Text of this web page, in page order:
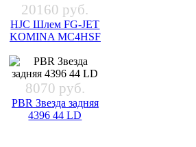
20160 руб.
HJC Шлем FG-JET
KOMINA MC4HSF
8070 руб.
PBR Звезда задняя
4396 44 LD